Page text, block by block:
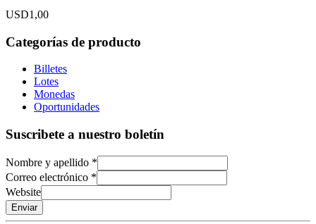
USD1,00
Categorías de producto
Billetes
Lotes
Monedas
Oportunidades
Suscribete a nuestro boletín
Nombre y apellido *
Correo electrónico *
Website
Enviar